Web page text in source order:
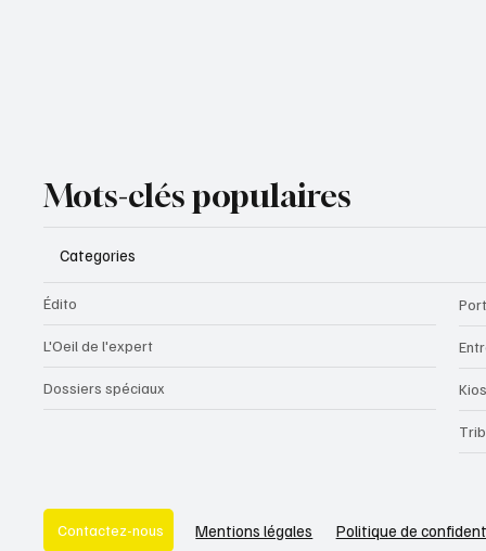
Mots-clés populaires
Categories
Édito
L'Oeil de l'expert
Dossiers spéciaux
Contactez-nous Mentions légales Politique de